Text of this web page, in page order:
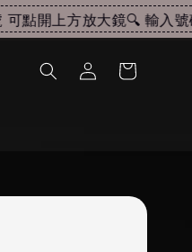
開上方放大鏡🔍 輸入號碼